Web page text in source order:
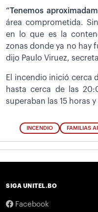
“Tenemos
área comprometida.
en lo que es la
zonas donde ya no hay
dijo Paulo Viruez,
El incendio inició cerca
hasta cerca de las
superaban las 15 horas y
INCENDIO FAMILIAS
SIGA UNITEL.BO
Facebook